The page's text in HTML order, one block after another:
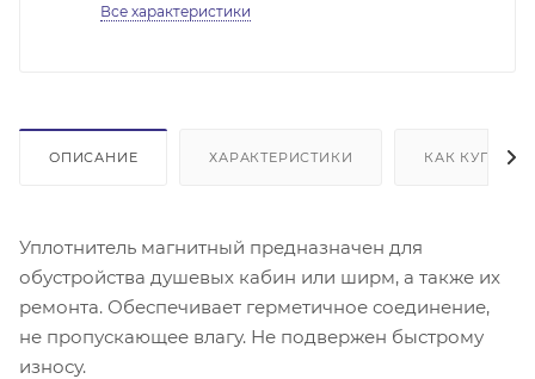
Все характеристики
ОПИСАНИЕ ХАРАКТЕРИСТИКИ КАК КУПИТЬ
Уплотнитель магнитный предназначен для
обустройства душевых кабин или ширм, а также их
ремонта. Обеспечивает герметичное соединение,
не пропускающее влагу. Не подвержен быстрому
износу.